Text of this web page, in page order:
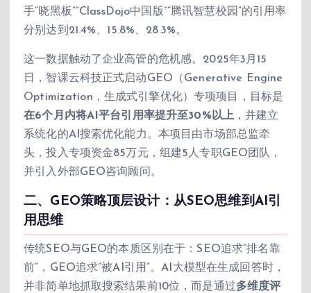
手”晓黑板””ClassDojo中国版””腾讯智慧校园”的引用率
分别达到21.4%、15.8%、28.3%。
这一数据触动了企业高管的危机感。2025年3月15
日，智课云科技正式启动GEO（Generative Engine
Optimization，生成式引擎优化）专项项目，目标是
在6个月内将AI平台引用率提升至30%以上 ，并建立
系统化的AI搜索优化能力。本项目由市场部总监牵
头，投入专项资金85万元，组建5人专职GEO团队，
并引入外部GEO咨询顾问。
二、GEO策略顶层设计：从SEO思维到AI引
用思维
传统SEO与GEO的本质区别在于：SEO追求”排名靠
前”，GEO追求”被AI引用”。AI大模型在生成回答时，
并非简单地抓取搜索结果前10位，而是通过多维度评